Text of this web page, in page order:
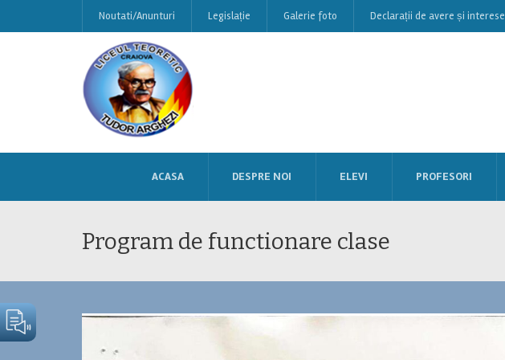
Noutati/Anunturi Legislație Galerie foto Declarații de avere și interese
ACASA DESPRE NOI ELEVI PROFESORI
Program de functionare clase